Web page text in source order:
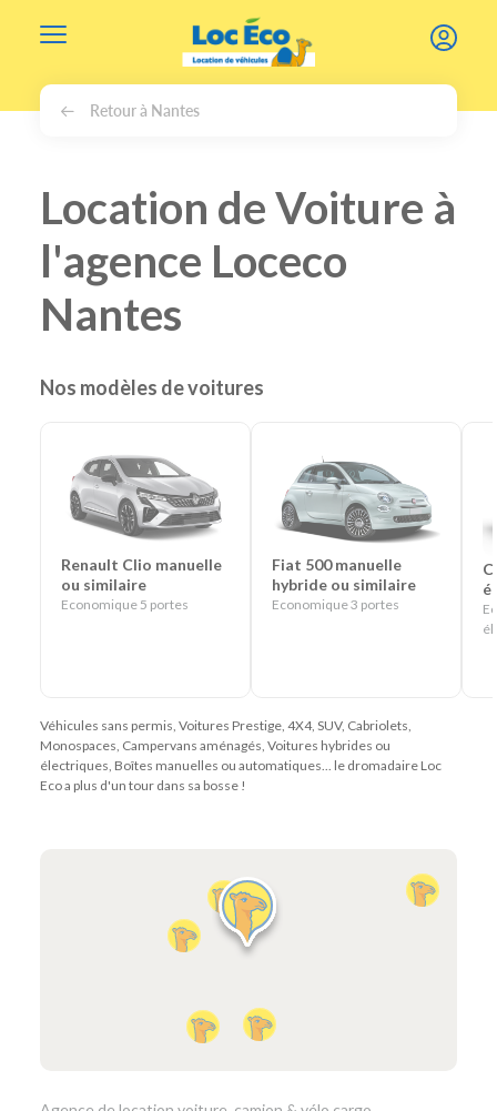
Retour à Nantes
Location de Voiture à
l'agence Loceco
Nantes
Nos modèles de voitures
Renault Clio manuelle
ou similaire
Economique 5 portes
Fiat 500 manuelle
hybride ou similaire
Economique 3 portes
Véhicules sans permis, Voitures Prestige, 4X4, SUV, Cabriolets,
Monospaces, Campervans aménagés, Voitures hybrides ou
électriques, Boîtes manuelles ou automatiques... le dromadaire Loc
Eco a plus d'un tour dans sa bosse !